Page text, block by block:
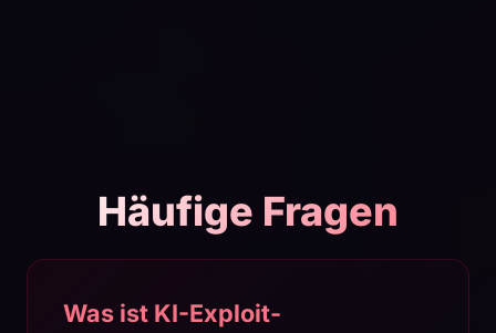
Häufige Fragen
Was ist KI-Exploit-